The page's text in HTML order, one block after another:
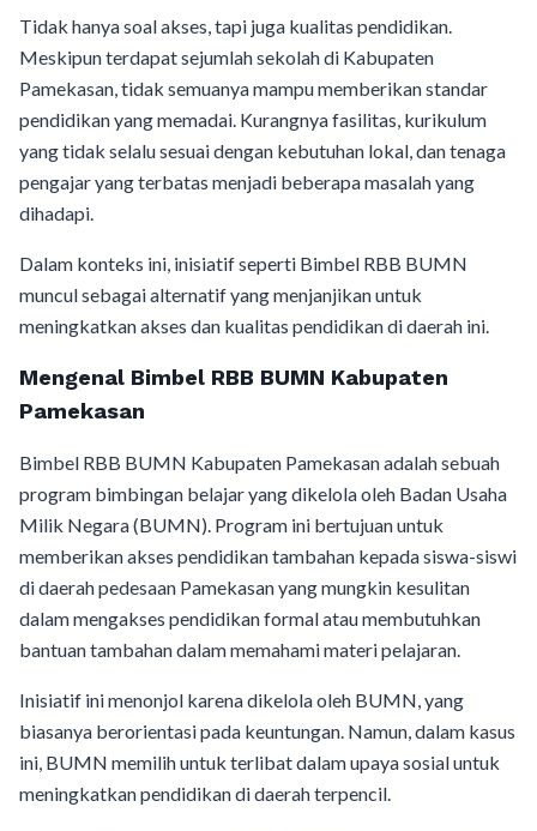
Tidak hanya soal akses, tapi juga kualitas pendidikan.
Meskipun terdapat sejumlah sekolah di Kabupaten
Pamekasan, tidak semuanya mampu memberikan standar
pendidikan yang memadai. Kurangnya fasilitas, kurikulum
yang tidak selalu sesuai dengan kebutuhan lokal, dan tenaga
pengajar yang terbatas menjadi beberapa masalah yang
dihadapi.
Dalam konteks ini, inisiatif seperti Bimbel RBB BUMN
muncul sebagai alternatif yang menjanjikan untuk
meningkatkan akses dan kualitas pendidikan di daerah ini.
Mengenal Bimbel RBB BUMN Kabupaten
Pamekasan
Bimbel RBB BUMN Kabupaten Pamekasan adalah sebuah
program bimbingan belajar yang dikelola oleh Badan Usaha
Milik Negara (BUMN). Program ini bertujuan untuk
memberikan akses pendidikan tambahan kepada siswa-siswi
di daerah pedesaan Pamekasan yang mungkin kesulitan
dalam mengakses pendidikan formal atau membutuhkan
bantuan tambahan dalam memahami materi pelajaran.
Inisiatif ini menonjol karena dikelola oleh BUMN, yang
biasanya berorientasi pada keuntungan. Namun, dalam kasus
ini, BUMN memilih untuk terlibat dalam upaya sosial untuk
meningkatkan pendidikan di daerah terpencil.